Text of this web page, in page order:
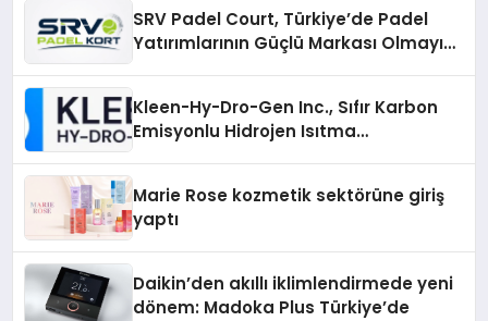
SRV Padel Court, Türkiye’de Padel
Yatırımlarının Güçlü Markası Olmayı
Kleen-Hy-Dro-Gen Inc., Sıfır Karbon
Emisyonlu Hidrojen Isıtma
Marie Rose kozmetik sektörüne giriş
yaptı
Daikin’den akıllı iklimlendirmede yeni
dönem: Madoka Plus Türkiye’de